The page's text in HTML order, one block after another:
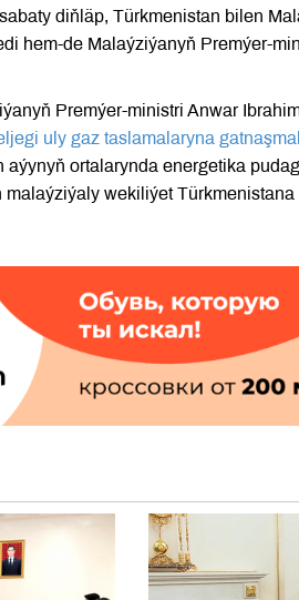
diňläp, Türkmenistan bilen
hem-de Malaýziýanyň Premýer-
Premýer-ministri Anwar
uly gaz taslamalaryna
aýynyň ortalarynda energetika
malaýziýaly wekiliýet Türkmenistana